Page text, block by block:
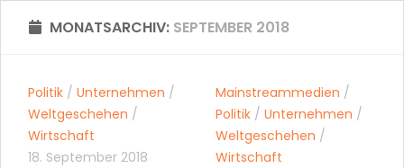
MONATSARCHIV: SEPTEMBER 2018
Politik / Unternehmen /
Weltgeschehen /
Wirtschaft
18. September 2018
Mainstreammedien /
Politik / Unternehmen /
Weltgeschehen /
Wirtschaft